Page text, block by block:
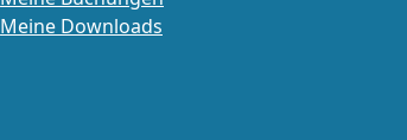
Meine Downloads